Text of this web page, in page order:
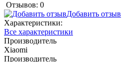
Отзывов: 0
Добавить отзыв
Характеристики:
Все характеристики
Производитель
Xiaomi
Производитель